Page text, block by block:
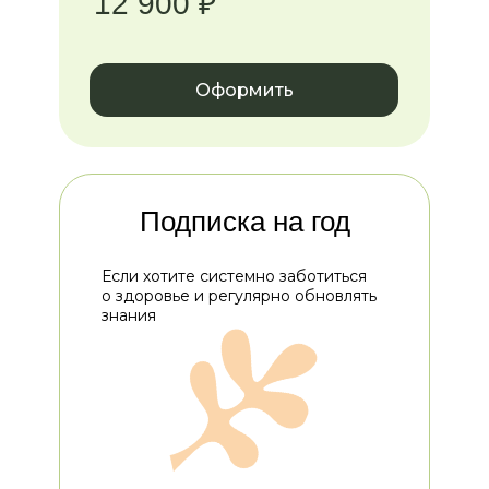
Подписка на год
Оформить
Если хотите системно заботиться
о здоровье и регулярно обновлять
знания